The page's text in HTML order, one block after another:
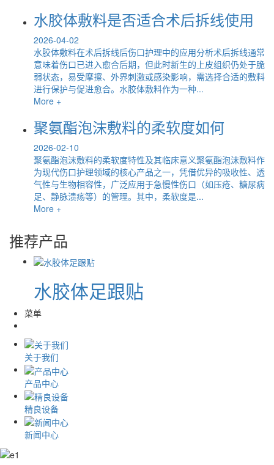
水胶体敷料是否适合术后拆线使用
2026-04-02
水胶体敷料在术后拆线后伤口护理中的应用分析术后拆线通常
意味着伤口已进入愈合后期，但此时新生的上皮组织仍处于脆
弱状态，易受摩擦、外界刺激或感染影响，需选择合适的敷料
进行保护与促进愈合。水胶体敷料作为一种...
More +
聚氨酯泡沫敷料的柔软度如何
2026-02-10
聚氨酯泡沫敷料的柔软度特性及其临床意义聚氨酯泡沫敷料作
为现代伤口护理领域的核心产品之一，凭借优异的吸收性、透
气性与生物相容性，广泛应用于急慢性伤口（如压疮、糖尿病
足、静脉溃疡等）的管理。其中，柔软度是...
More +
推荐产品
水胶体足跟贴
菜单
关于我们
产品中心
精良设备
新闻中心